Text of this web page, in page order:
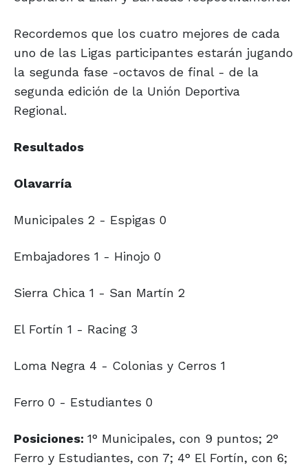
Recordemos que los cuatro mejores de cada
uno de las Ligas participantes estarán jugando
la segunda fase -octavos de final - de la
segunda edición de la Unión Deportiva
Regional.
Resultados
Olavarría
Municipales 2 - Espigas 0
Embajadores 1 - Hinojo 0
Sierra Chica 1 - San Martín 2
El Fortín 1 - Racing 3
Loma Negra 4 - Colonias y Cerros 1
Ferro 0 - Estudiantes 0
Posiciones: 1° Municipales, con 9 puntos; 2°
Ferro y Estudiantes, con 7; 4° El Fortín, con 6;